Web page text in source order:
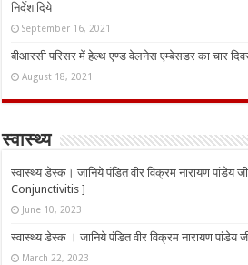
निर्देश दिये
September 16, 2021
बीआरसी परिसर में हेल्थ एण्ड वेलनेस एम्बेसडर का चार
August 18, 2021
स्वास्थ्य
स्वास्थ्य डेस्क। जानिये पंडित वीर विक्रम नारायण
Conjunctivitis ]
June 10, 2023
स्वास्थ्य डेस्क । जानिये पंडित वीर विक्रम नारायण
March 22, 2023